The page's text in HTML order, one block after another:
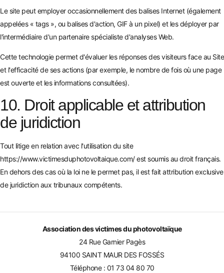
Le site peut employer occasionnellement des balises Internet (également
appelées « tags », ou balises d'action, GIF à un pixel) et les déployer par
l'intermédiaire d'un partenaire spécialiste d'analyses Web.
Cette technologie permet d'évaluer les réponses des visiteurs face au Site
et l'efficacité de ses actions (par exemple, le nombre de fois où une page
est ouverte et les informations consultées).
10. Droit applicable et attribution
de juridiction
Tout litige en relation avec l'utilisation du site
https://www.victimesduphotovoltaique.com/est soumis au droit français.
En dehors des cas où la loi ne le permet pas, il est fait attribution exclusive
de juridiction aux tribunaux compétents.
Association des victimes du photovoltaïque
24 Rue Garnier Pagès
94100 SAINT MAUR DES FOSSÉS
Téléphone : 01 73 04 80 70